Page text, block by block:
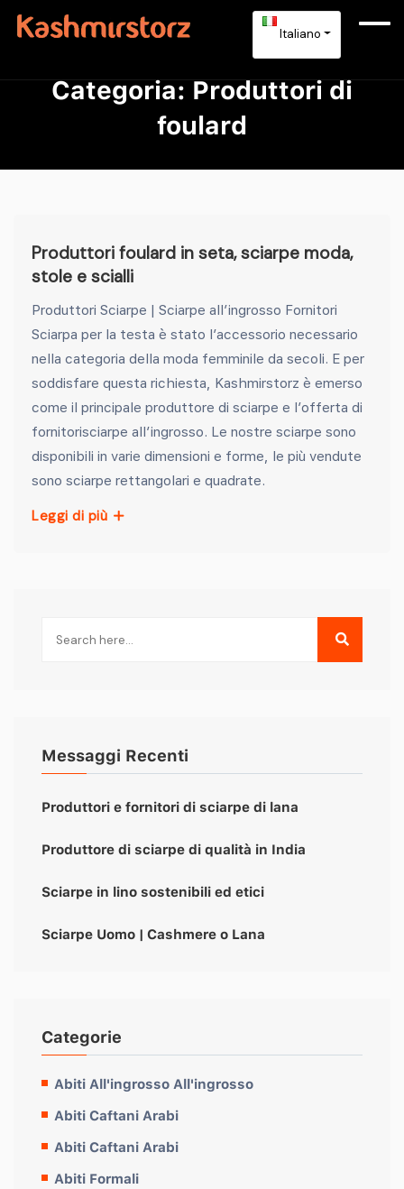
Italiano
Categoria: Produttori di
foulard
Produttori foulard in seta, sciarpe moda,
stole e scialli
Produttori Sciarpe | Sciarpe all’ingrosso Fornitori
Sciarpa per la testa è stato l’accessorio necessario
nella categoria della moda femminile da secoli. E per
soddisfare questa richiesta, Kashmirstorz è emerso
come il principale produttore di sciarpe e l’offerta di
fornitorisciarpe all’ingrosso. Le nostre sciarpe sono
disponibili in varie dimensioni e forme, le più vendute
sono sciarpe rettangolari e quadrate.
Leggi di più
Messaggi Recenti
Produttori e fornitori di sciarpe di lana
Produttore di sciarpe di qualità in India
Sciarpe in lino sostenibili ed etici
Sciarpe Uomo | Cashmere o Lana
Categorie
Abiti All'ingrosso All'ingrosso
Abiti Caftani Arabi
Abiti Caftani Arabi
Abiti Formali